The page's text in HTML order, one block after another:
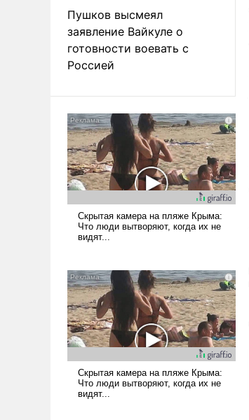
Пушков высмеял
заявление Вайкуле о
готовности воевать с
Россией